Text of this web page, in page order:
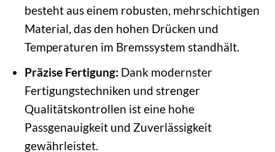
besteht aus einem robusten, mehrschichtigen
Material, das den hohen Drücken und
Temperaturen im Bremssystem standhält.
Präzise Fertigung: Dank modernster
Fertigungstechniken und strenger
Qualitätskontrollen ist eine hohe
Passgenauigkeit und Zuverlässigkeit
gewährleistet.